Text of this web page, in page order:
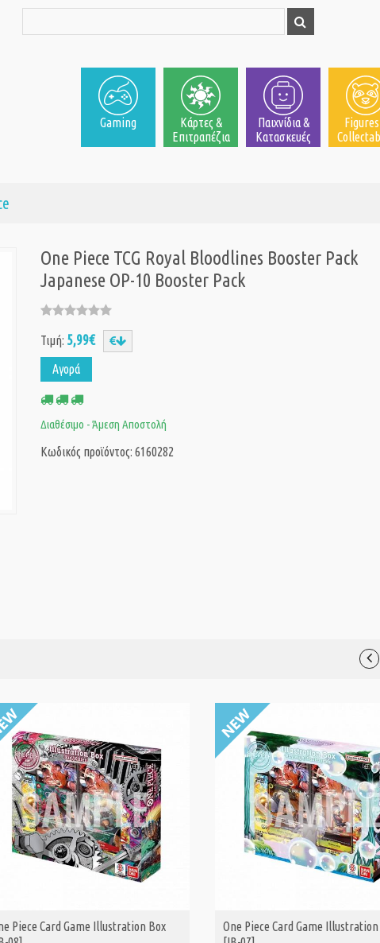
Gaming
Κάρτες &
Επιτραπέζια
Παιχνίδια &
Κατασκευές
One Piece TCG Royal Bloodlines Booster Pack
Japanese OP-10 Booster Pack
Τιμή: 5,99€
Αγορά
Διαθέσιμο - Άμεση Αποστολή
Κωδικός προϊόντος: 6160282
Piece Card Game Illustration Box
One Piece Card Game